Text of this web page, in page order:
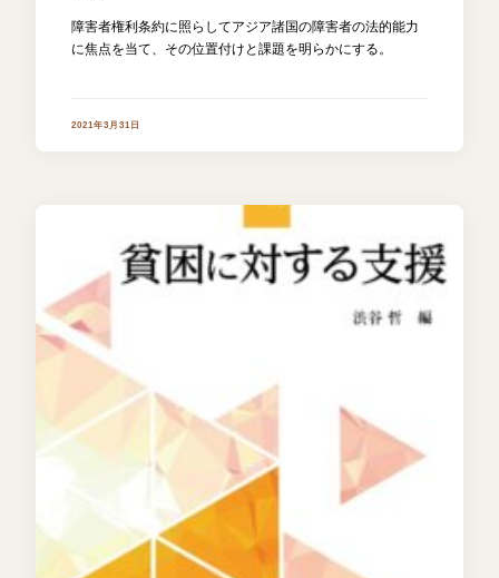
障害者権利条約に照らしてアジア諸国の障害者の法的能力
に焦点を当て、その位置付けと課題を明らかにする。
2021年3月31日